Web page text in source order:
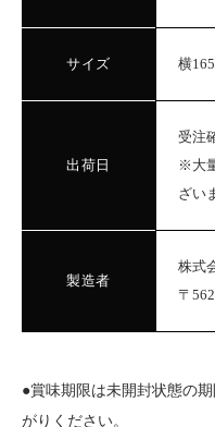
サイズ 横
出荷日
受注
※大
ざい
製造者
株式
〒
●賞味期限は未開封状態の
がりください。